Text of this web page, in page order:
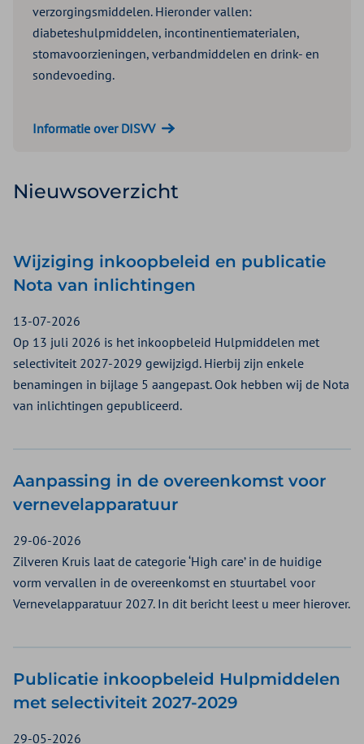
verzorgingsmiddelen. Hieronder vallen:
diabeteshulpmiddelen, incontinentiematerialen,
stomavoorzieningen, verbandmiddelen en drink- en
sondevoeding.
Informatie over DISVV
Nieuwsoverzicht
Wijziging inkoopbeleid en publicatie
Nota van inlichtingen
13-07-2026
Op 13 juli 2026 is het inkoopbeleid Hulpmiddelen met
selectiviteit 2027-2029 gewijzigd. Hierbij zijn enkele
benamingen in bijlage 5 aangepast. Ook hebben wij de Nota
van inlichtingen gepubliceerd.
Aanpassing in de overeenkomst voor
vernevelapparatuur
29-06-2026
Zilveren Kruis laat de categorie ‘High care’ in de huidige
vorm vervallen in de overeenkomst en stuurtabel voor
Vernevelapparatuur 2027. In dit bericht leest u meer hierover.
Publicatie inkoopbeleid Hulpmiddelen
met selectiviteit 2027-2029
29-05-2026